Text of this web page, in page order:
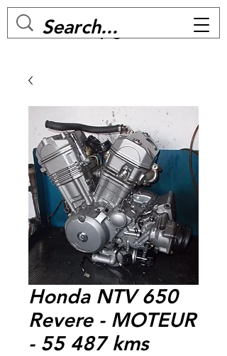
MC BIKE Perpignan
Honda NTV 650
Revere - MOTEUR
- 55 487 kms